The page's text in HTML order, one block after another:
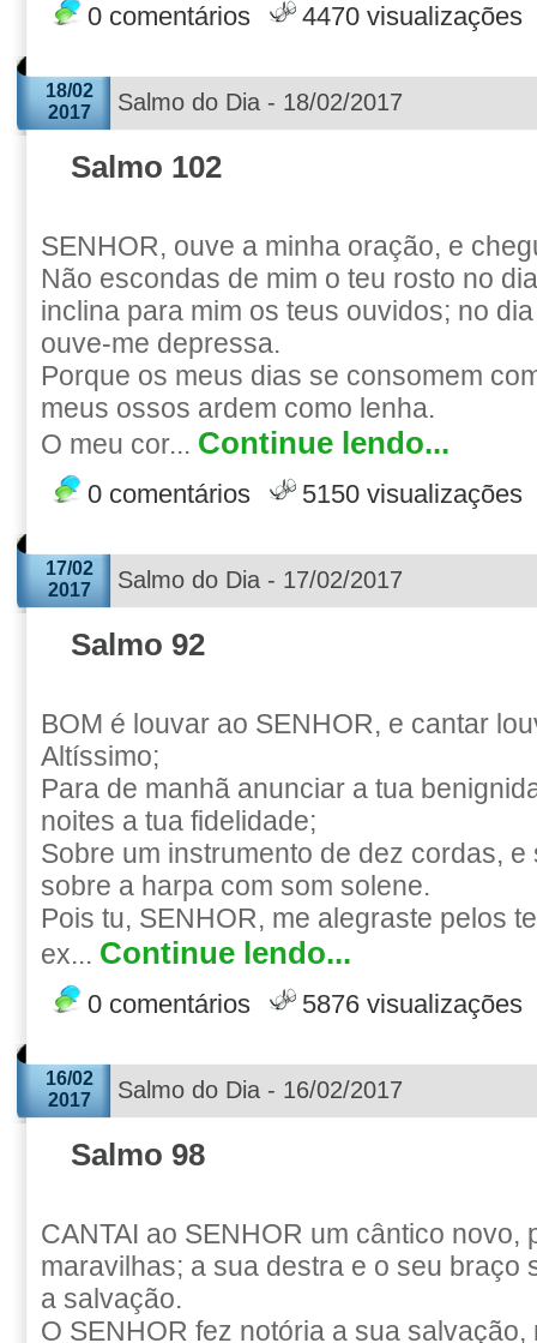
0 comentários 4470 visualizações
18/02
2017
Salmo do Dia - 18/02/2017
Salmo 102
SENHOR, ouve a minha oração, e
Não escondas de mim o teu rosto no
inclina para mim os teus ouvidos; no
ouve-me depressa.
Porque os meus dias se consomem
meus ossos ardem como lenha.
O meu cor... Continue lendo...
0 comentários 5150 visualizações
17/02
2017
Salmo do Dia - 17/02/2017
Salmo 92
BOM é louvar ao SENHOR, e cantar
Altíssimo;
Para de manhã anunciar a tua
noites a tua fidelidade;
Sobre um instrumento de dez cordas, e
sobre a harpa com som solene.
Pois tu, SENHOR, me alegraste pelos
ex... Continue lendo...
0 comentários 5876 visualizações
16/02
2017
Salmo do Dia - 16/02/2017
Salmo 98
CANTAI ao SENHOR um cântico novo,
maravilhas; a sua destra e o seu braço
a salvação.
O SENHOR fez notória a sua salvação,